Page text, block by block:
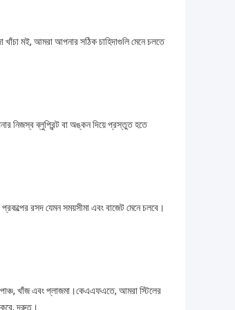
খাঁচা মই, আমরা আপনার সঠিক চাহিদাগুলি মেনে চলতে
নিজস্ব ব্লুপ্রিন্ট বা অঙ্কন দিয়ে প্রস্তুত হতে
রসদ যেমন সময়সীমা এবং বাজেট মেনে চলবে।
পাঞ্চ, খাঁজ এবং প্লাজমা।কেএএফএতে, আমরা স্টিলের
করে, দ্রুত।